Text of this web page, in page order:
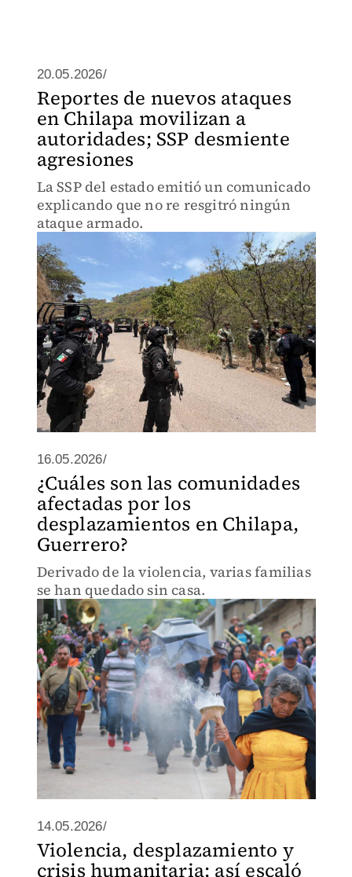
20.05.2026/
Reportes de nuevos ataques
en Chilapa movilizan a
autoridades; SSP desmiente
agresiones
La SSP del estado emitió un comunicado
explicando que no re resgitró ningún
ataque armado.
16.05.2026/
¿Cuáles son las comunidades
afectadas por los
desplazamientos en Chilapa,
Guerrero?
Derivado de la violencia, varias familias
se han quedado sin casa.
14.05.2026/
Violencia, desplazamiento y
crisis humanitaria: así escaló